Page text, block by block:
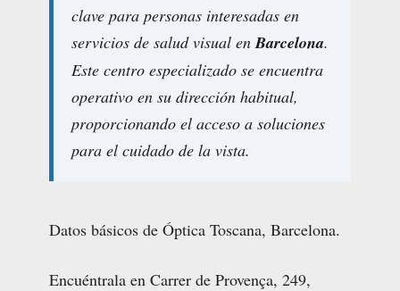
clave para personas interesadas en
servicios de salud visual enBarcelona.
Este centro especializado se encuentra
operativo en su dirección habitual,
proporcionando el acceso a soluciones
para el cuidado de la vista.
Datos básicos de Óptica Toscana, Barcelona.
Encuéntrala en Carrer de Provença, 249,